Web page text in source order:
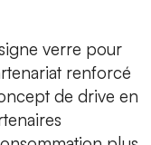
verre pour
renforcé
de drive en